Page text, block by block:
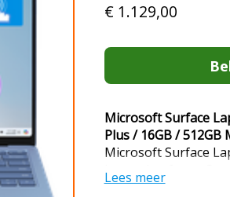
€ 1.129,00
Microsoft Surface
Plus / 16GB / 512GB
Microsoft Surface
laptop heeft een
TOPS, waarmee je
Lees meer